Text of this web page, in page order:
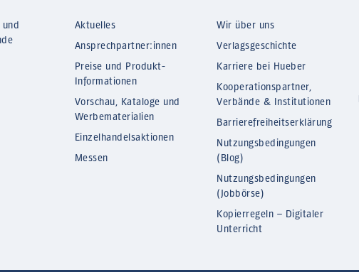
Aktuelles
Ansprechpartner:innen
Preise und Produkt-
Informationen
Vorschau, Kataloge und
Werbematerialien
Einzelhandelsaktionen
Messen
Wir über uns
Verlagsgeschichte
Karriere bei Hueber
Kooperationspartner,
Verbände & Institutionen
Barrierefreiheitserklärung
Nutzungsbedingungen
(Blog)
Nutzungsbedingungen
(Jobbörse)
Kopierregeln – Digitaler
Unterricht